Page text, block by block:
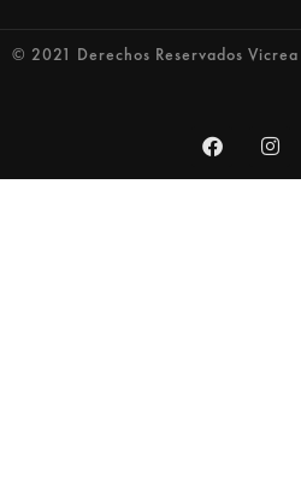
© 2021 Derechos Reservados